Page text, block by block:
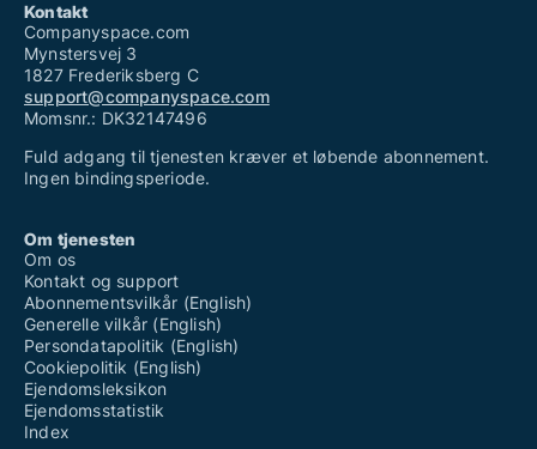
Kontakt
Companyspace.com
Mynstersvej 3
1827 Frederiksberg C
support@companyspace.com
Momsnr.: DK32147496
Fuld adgang til tjenesten kræver et løbende abonnement.
Ingen bindingsperiode.
Om tjenesten
Om os
Kontakt og support
Abonnementsvilkår (English)
Generelle vilkår (English)
Persondatapolitik (English)
Cookiepolitik (English)
Ejendomsleksikon
Ejendomsstatistik
Index